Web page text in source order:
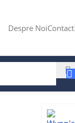
Despre NoiContact